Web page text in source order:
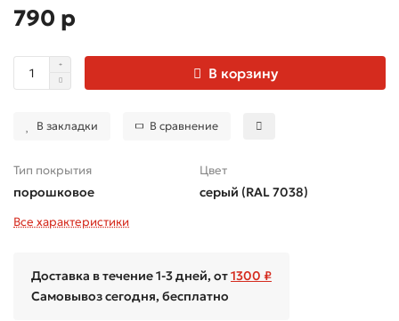
790 р
В корзину
В закладки В сравнение
Тип покрытия
порошковое
Цвет
серый (RAL 7038)
Все характеристики
Доставка в течение 1-3 дней, от1300 ₽
Самовывоз сегодня, бесплатно